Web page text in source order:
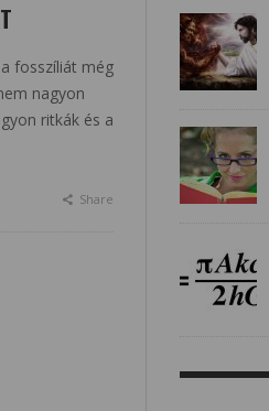
fosszíliát még
nagyon
ritkák és a
Share